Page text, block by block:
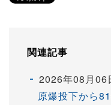
関連記事
2026年08月06
原爆投下から